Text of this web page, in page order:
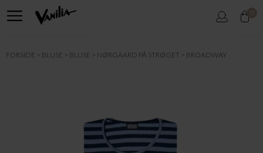
0
FORSIDE BLUSE BLUSE NØRGAARD PÅ STRØGET BROADWAY